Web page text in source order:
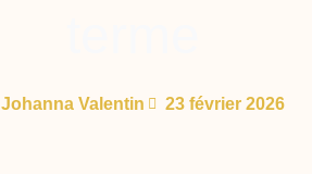
Johanna Valentin 23 février 2026